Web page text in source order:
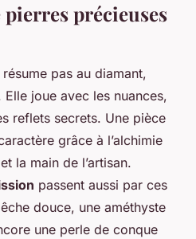
précieuses
pas au diamant,
joue avec les nuances,
reflets secrets. Une pièce
grâce à l’alchimie
la main de l’artisan.
passent aussi par ces
douce, une améthyste
une perle de conque